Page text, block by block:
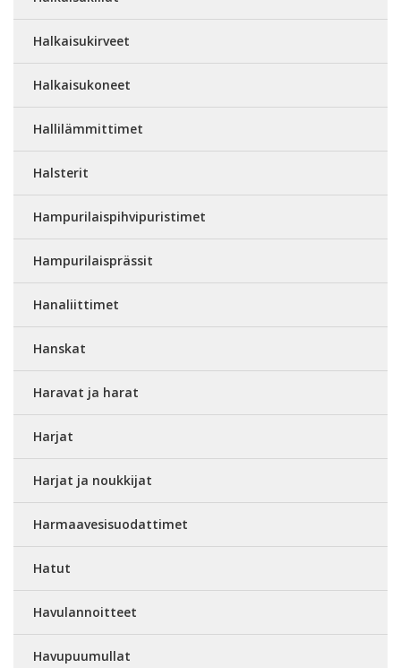
Halkaisukirveet
Halkaisukoneet
Hallilämmittimet
Halsterit
Hampurilaispihvipuristimet
Hampurilaisprässit
Hanaliittimet
Hanskat
Haravat ja harat
Harjat
Harjat ja noukkijat
Harmaavesisuodattimet
Hatut
Havulannoitteet
Havupuumullat